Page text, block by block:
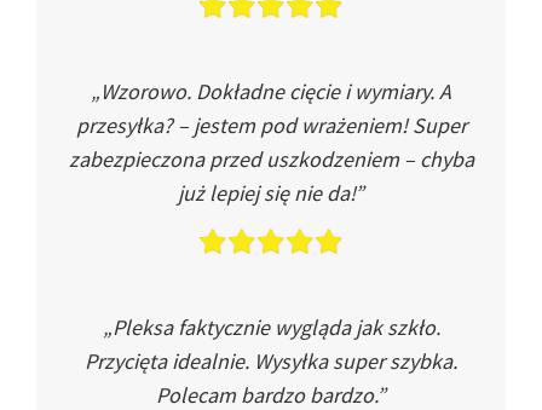
„Wzorowo. Dokładne cięcie i wymiary. A
przesyłka? – jestem pod wrażeniem! Super
zabezpieczona przed uszkodzeniem – chyba
już lepiej się nie da!”
„Pleksa faktycznie wygląda jak szkło.
Przycięta idealnie. Wysyłka super szybka.
Polecam bardzo bardzo.”